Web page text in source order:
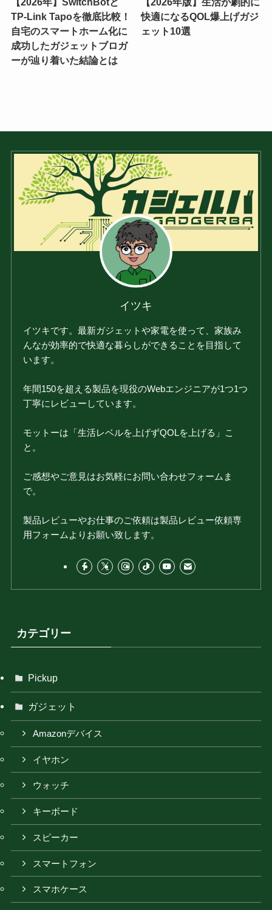
TP-Link Tapoを徹底比較！
自宅のスマートホーム化に
成功したガジェットブロガ
ーが辿り着いた結論とは
快適になるQOL爆上げガジ
ェット10選
イツキ
イツキです。最新ガジェットや家電を使って、家族み
んなが効率的で快適な暮らしができることを目指して
います。
年間150を超える製品を現役のWebエンジニアが1つ1つ
丁寧にレビューしています。
モットーは「生活レベルを上げずQOLを上げる」こ
と。
ご感想やご意見はお気軽にお問い合わせフォームま
で。
製品レビューやお仕事のご依頼は製品レビュー依頼専
用フォームよりお願い致します。
カテゴリー
Pickup
ガジェット
Amazonデバイス
イヤホン
ウォッチ
キーボード
スピーカー
スマートフォン
スマホケース